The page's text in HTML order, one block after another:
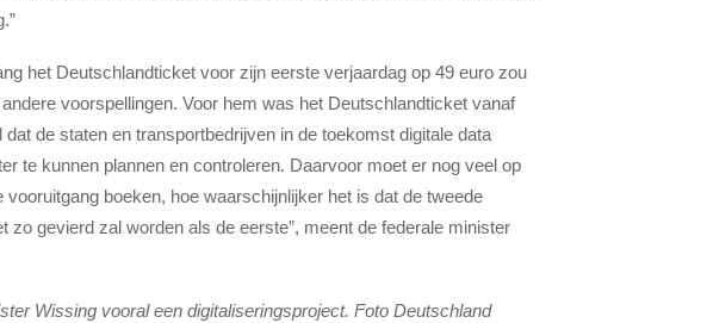
het Deutschlandticket voor zijn eerste verjaardag op 49 euro zou
voorspellingen. Voor hem was het Deutschlandticket vanaf
de staten en transportbedrijven in de toekomst digitale data
te kunnen plannen en controleren. Daarvoor moet er nog veel op
boeken, hoe waarschijnlijker het is dat de tweede
zo gevierd zal worden als de eerste”, meent de federale minister
Wissing vooral een digitaliseringsproject. Foto Deutschland